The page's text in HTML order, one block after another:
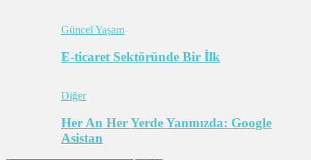
Güncel Yaşam
E-ticaret Sektöründe Bir İlk
Diğer
Her An Her Yerde Yanınızda: Google
Asistan